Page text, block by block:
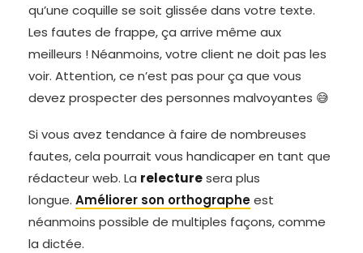
qu’une coquille se soit glissée dans votre texte.
Les fautes de frappe, ça arrive même aux
meilleurs ! Néanmoins, votre client ne doit pas les
voir. Attention, ce n’est pas pour ça que vous
devez prospecter des personnes malvoyantes 😅
Si vous avez tendance à faire de nombreuses
fautes, cela pourrait vous handicaper en tant que
rédacteur web. La relecturesera plus
longue. Améliorer son orthographeest
néanmoins possible de multiples façons, comme
la dictée.